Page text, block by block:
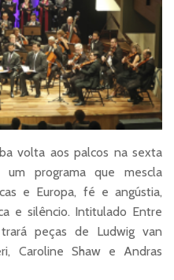
volta aos palcos na sexta
programa que mescla
e Europa, fé e angústia,
e silêncio. Intitulado Entre
peças de Ludwig van
Caroline Shaw e Andras